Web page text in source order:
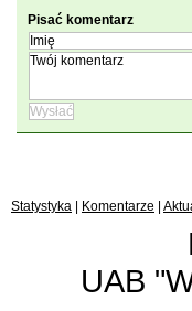
Pisać komentarz
Statystyka Komentarze
UAB